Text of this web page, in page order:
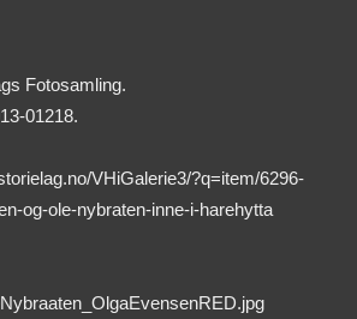
Fotosamling.
01218.
VHiGalerie3/?q=item/6296-
og-ole-nybraten-inne-i-harehytta